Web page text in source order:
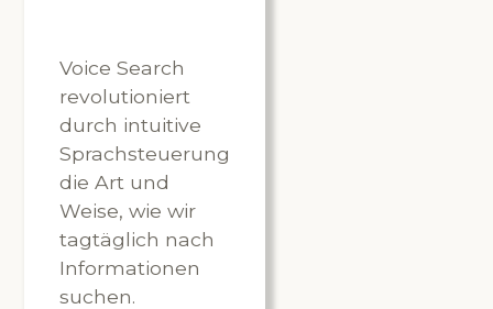
Voice Search
revolutioniert
durch intuitive
Sprachsteuerung
die Art und
Weise, wie wir
tagtäglich nach
Informationen
suchen.